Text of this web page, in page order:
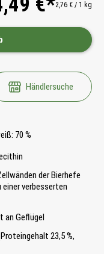
70 %
der Bierhefe
verbesserten
an Geflügel
23,5 %,
2,76 € / 1 kg
Händlersuche